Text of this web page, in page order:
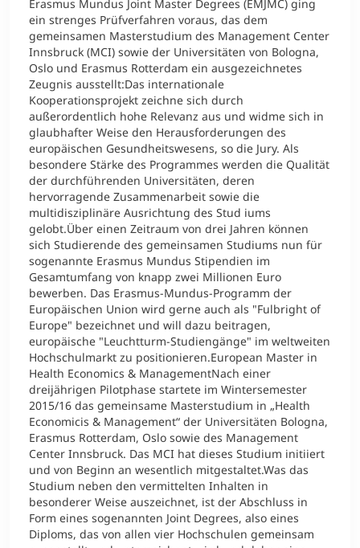
Erasmus Mundus Joint Master Degrees (EMJMC) ging
ein strenges Prüfverfahren voraus, das dem
gemeinsamen Masterstudium des Management Center
Innsbruck (MCI) sowie der Universitäten von Bologna,
Oslo und Erasmus Rotterdam ein ausgezeichnetes
Zeugnis ausstellt:Das internationale
Kooperationsprojekt zeichne sich durch
außerordentlich hohe Relevanz aus und widme sich in
glaubhafter Weise den Herausforderungen des
europäischen Gesundheitswesens, so die Jury. Als
besondere Stärke des Programmes werden die Qualität
der durchführenden Universitäten, deren
hervorragende Zusammenarbeit sowie die
multidisziplinäre Ausrichtung des Stud iums
gelobt.Über einen Zeitraum von drei Jahren können
sich Studierende des gemeinsamen Studiums nun für
sogenannte Erasmus Mundus Stipendien im
Gesamtumfang von knapp zwei Millionen Euro
bewerben. Das Erasmus-Mundus-Programm der
Europäischen Union wird gerne auch als "Fulbright of
Europe" bezeichnet und will dazu beitragen,
europäische "Leuchtturm-Studiengänge" im weltweiten
Hochschulmarkt zu positionieren.European Master in
Health Economics & ManagementNach einer
dreijährigen Pilotphase startete im Wintersemester
2015/16 das gemeinsame Masterstudium in „Health
Economicis & Management“ der Universitäten Bologna,
Erasmus Rotterdam, Oslo sowie des Management
Center Innsbruck. Das MCI hat dieses Studium initiiert
und von Beginn an wesentlich mitgestaltet.Was das
Studium neben den vermittelten Inhalten in
besonderer Weise auszeichnet, ist der Abschluss in
Form eines sogenannten Joint Degrees, also eines
Diploms, das von allen vier Hochschulen gemeinsam